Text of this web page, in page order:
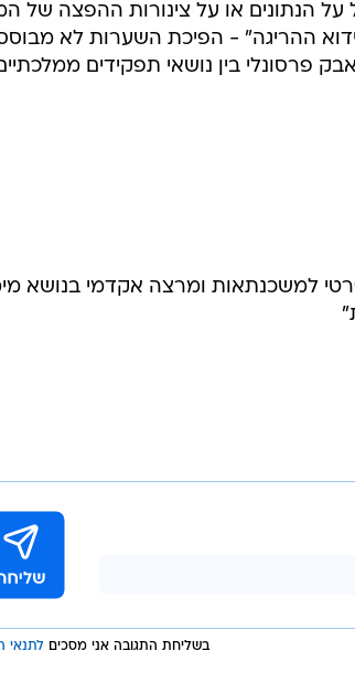
על הנתונים או על צינורות ההפצה של
ההריגה" - הפיכת השערות לא
פרסונלי בין נושאי תפקידים
פרטי למשכנתאות ומרצה אקדמי בנושא
בשליחת התגובה אני מסכים לתנאי